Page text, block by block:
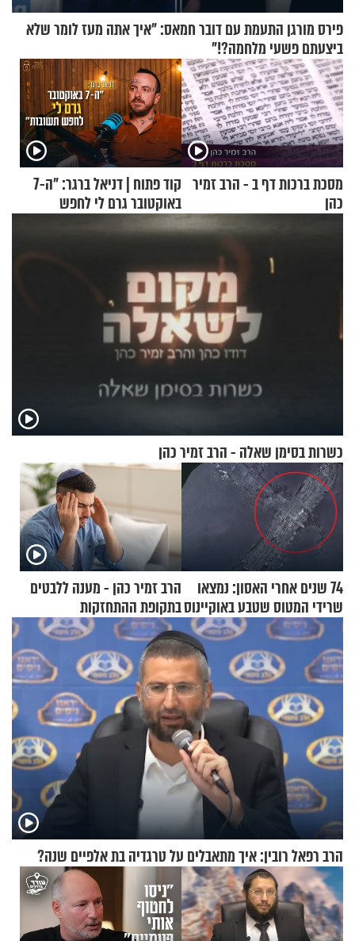
פירס מורגן התעמת עם דובר חמאס: "איך אתה מעז לומר שלא
ביצעתם פשעי מלחמה?!"
מסכת ברכות דף ב - הרב זמיר
כהן
קוד פתוח | דניאל ברגר: "ה-7
באוקטובר גרם לי לחפש
תשובות"
כשרות בסימן שאלה - הרב זמיר כהן
74 שנים אחרי האסון: נמצאו
שרידי המטוס שטבע באוקיינוס
עם עשרות נוסעים
הרב זמיר כהן - מענה ללבטים
בתקופת ההתחזקות
הרב רפאל רובין: איך מתאבלים על טרגדיה בת אלפיים שנה?